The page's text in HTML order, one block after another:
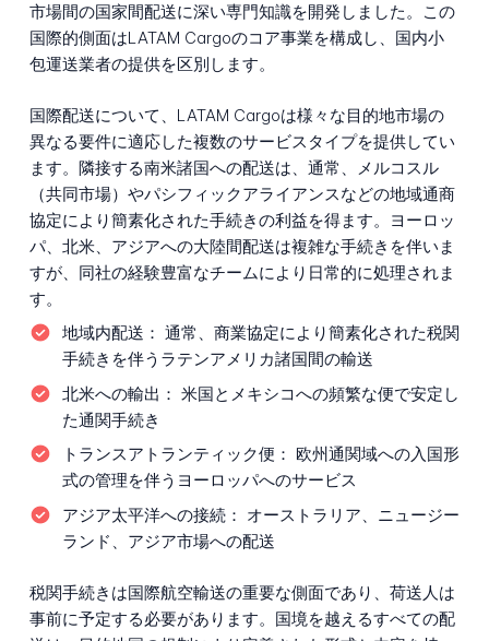
市場間の国家間配送に深い専門知識を開発しました。この
国際的側面はLATAM Cargoのコア事業を構成し、国内小
包運送業者の提供を区別します。
国際配送について、LATAM Cargoは様々な目的地市場の
異なる要件に適応した複数のサービスタイプを提供してい
ます。隣接する南米諸国への配送は、通常、メルコスル
（共同市場）やパシフィックアライアンスなどの地域通商
協定により簡素化された手続きの利益を得ます。ヨーロッ
パ、北米、アジアへの大陸間配送は複雑な手続きを伴いま
すが、同社の経験豊富なチームにより日常的に処理されま
す。
地域内配送： 通常、商業協定により簡素化された税関
手続きを伴うラテンアメリカ諸国間の輸送
北米への輸出： 米国とメキシコへの頻繁な便で安定し
た通関手続き
トランスアトランティック便： 欧州通関域への入国形
式の管理を伴うヨーロッパへのサービス
アジア太平洋への接続： オーストラリア、ニュージー
ランド、アジア市場への配送
税関手続きは国際航空輸送の重要な側面であり、荷送人は
事前に予定する必要があります。国境を越えるすべての配